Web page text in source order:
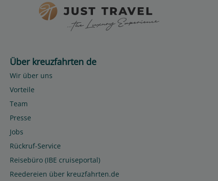
Über kreuzfahrten de
Wir über uns
Vorteile
Team
Presse
Jobs
Rückruf-Service
Reisebüro (IBE cruiseportal)
Reedereien über kreuzfahrten.de